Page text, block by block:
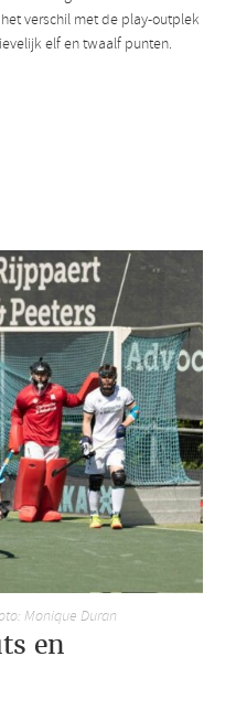
verschil met de play-outplek
elf en twaalf punten.
Monique Duran
en